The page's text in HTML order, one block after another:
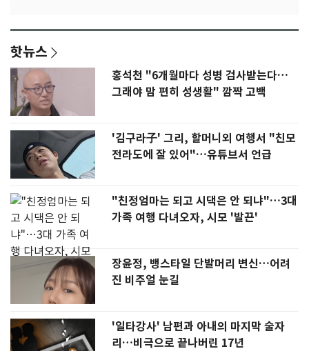
핫뉴스
홍석천 "6개월마다 성병 검사받는다…
그래야 맘 편히 성생활" 깜짝 고백
'김구라子' 그리, 할머니외 여행서 "친모
전라도에 잘 있어"…유튜브서 언급
"친정엄마는 되고 시댁은 안 되냐"…3대
가족 여행 다녀오자, 시모 '발끈'
장윤정, 뱅스타일 단발머리 변신…어려
진 비주얼 눈길
'일타강사' 남편과 아내의 마지막 술자
리…비극으로 끝나버린 17년